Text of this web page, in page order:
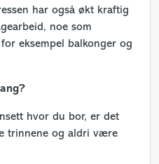
har også økt kraftig
noe som
eksempel balkonger og
hvor du bor, er det
trinnene og aldri være